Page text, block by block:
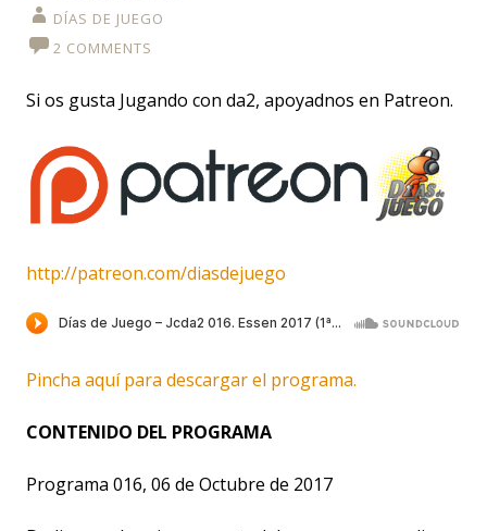
DÍAS DE JUEGO
2 COMMENTS
Si os gusta Jugando con da2, apoyadnos en Patreon.
http://patreon.com/diasdejuego
Pincha aquí para descargar el programa.
CONTENIDO DEL PROGRAMA
Programa 016, 06 de Octubre de 2017